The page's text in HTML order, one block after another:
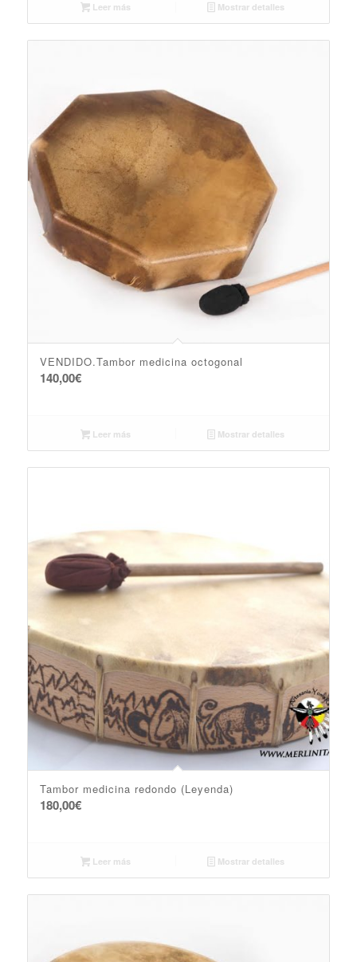
Leer más Mostrar detalles
VENDIDO.Tambor medicina octogonal
140,00€
Leer más Mostrar detalles
Tambor medicina redondo (Leyenda)
180,00€
Leer más Mostrar detalles